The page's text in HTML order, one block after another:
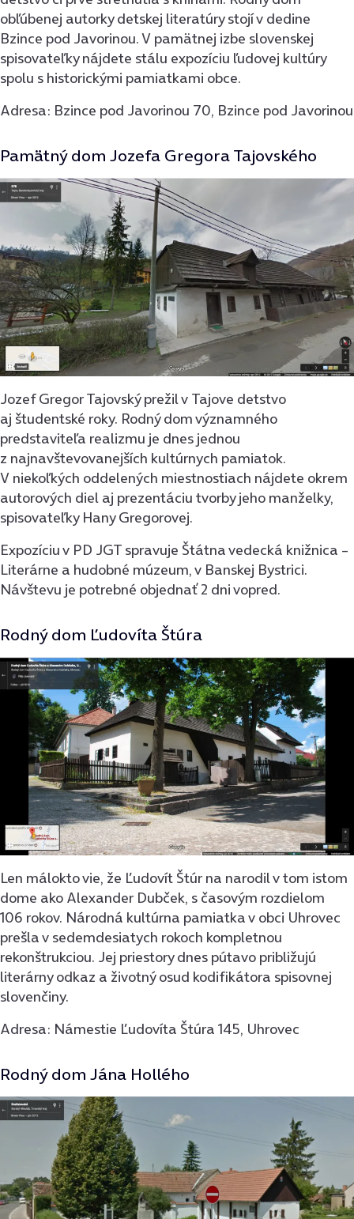
obľúbenej autorky detskej literatúry stojí v dedine
Bzince pod Javorinou. V pamätnej izbe slovenskej
spisovateľky nájdete stálu expozíciu ľudovej kultúry
spolu s historickými pamiatkami obce.
Adresa: Bzince pod Javorinou 70, Bzince pod Javorinou
Pamätný dom Jozefa Gregora Tajovského
Jozef Gregor Tajovský prežil v Tajove detstvo
aj študentské roky. Rodný dom významného
predstaviteľa realizmu je dnes jednou
z najnavštevovanejších kultúrnych pamiatok.
V niekoľkých oddelených miestnostiach nájdete okrem
autorových diel aj prezentáciu tvorby jeho manželky,
spisovateľky Hany Gregorovej.
Expozíciu v PD JGT spravuje Štátna vedecká knižnica –
Literárne a hudobné múzeum, v Banskej Bystrici.
Návštevu je potrebné objednať 2 dni vopred.
Rodný dom Ľudovíta Štúra
Len málokto vie, že Ľudovít Štúr na narodil v tom istom
dome ako Alexander Dubček, s časovým rozdielom
106 rokov. Národná kultúrna pamiatka v obci Uhrovec
prešla v sedemdesiatych rokoch kompletnou
rekonštrukciou. Jej priestory dnes pútavo približujú
literárny odkaz a životný osud kodifikátora spisovnej
slovenčiny.
Adresa: Námestie Ľudovíta Štúra 145, Uhrovec
Rodný dom Jána Hollého